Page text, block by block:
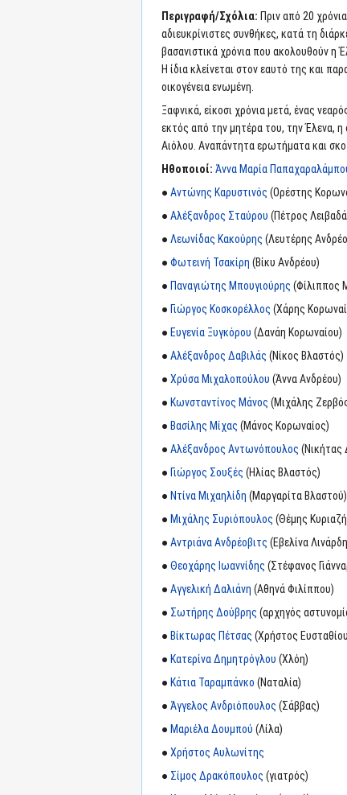
Περιγραφή/Σχόλια: Πριν από 20
αδιευκρίνιστες συνθήκες, κατά τη
βασανιστικά χρόνια που ακολουθούν η
Η ίδια κλείνεται στον εαυτό της και
οικογένεια ενωμένη.
Ξαφνικά, είκοσι χρόνια μετά, ένας
εκτός από την μητέρα του, την Έλενα, η
Αιόλου. Αναπάντητα ερωτήματα και
Ηθοποιοί: Άννα Μαρία
● Αντώνης Καρυστινός (Ορέστης
● Αλέξανδρος Σταύρου (Πέτρος
● Λεωνίδας Κακούρης (Λευτέρης
● Φωτεινή Τσακίρη (Βίκυ Ανδρέου)
● Παναγιώτης Μπουγιούρης (Φίλιππος
● Γιώργος Κοσκορέλλος (Χάρης
● Ευγενία Ξυγκόρου (Δανάη Κορωναίου)
● Αλέξανδρος Δαβιλάς (Νίκος Βλαστός)
● Χρύσα Μιχαλοπούλου (Άννα Ανδρέου)
● Κωνσταντίνος Μάνος (Μιχάλης
● Βασίλης Μίχας (Μάνος Κορωναίος)
● Αλέξανδρος Αντωνόπουλος (Νικήτας
● Γιώργος Σουξές (Ηλίας Βλαστός)
● Ντίνα Μιχαηλίδη (Μαργαρίτα Βλαστού)
● Μιχάλης Συριόπουλος (Θέμης
● Αντριάνα Ανδρέοβιτς (Εβελίνα
● Θεοχάρης Ιωαννίδης (Στέφανος
● Αγγελική Δαλιάνη (Αθηνά Φιλίππου)
● Σωτήρης Δούβρης (αρχηγός
● Βίκτωρας Πέτσας (Χρήστος
● Κατερίνα Δημητρόγλου (Χλόη)
● Κάτια Ταραμπάνκο (Ναταλία)
● Άγγελος Ανδριόπουλος (Σάββας)
● Μαριέλα Δουμπού (Λίλα)
● Χρήστος Αυλωνίτης
● Σίμος Δρακόπουλος (γιατρός)